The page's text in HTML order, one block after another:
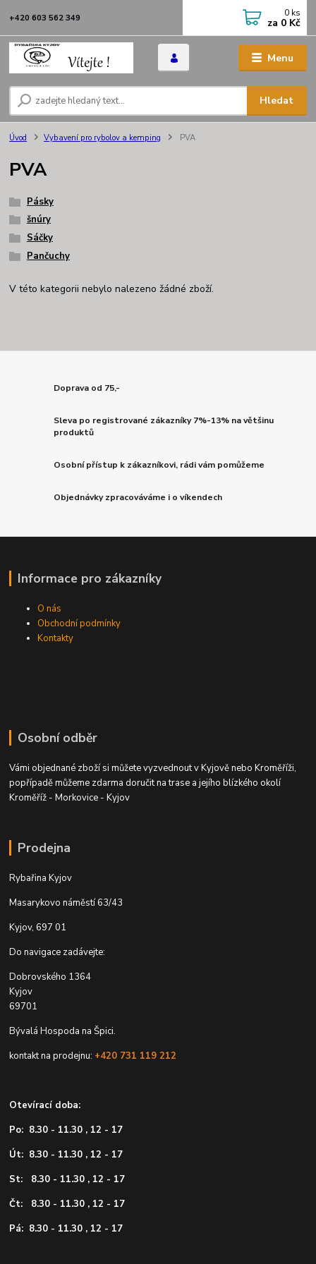
Menu
Hledat
+420 603 562 349 0 ks
za 0 Kč
Úvod Vybavení pro rybolov a kemping PVA
PVA
Pásky
šnúry
Sáčky
Pančuchy
V této kategorii nebylo nalezeno žádné zboží.
Doprava od 75,-
Sleva po registrované zákazníky 7%-13% na většinu
produktů
Osobní přístup k zákazníkovi, rádi vám pomůžeme
Objednávky zpracováváme i o víkendech
Informace pro zákazníky
O nás
Obchodní podmínky
Kontakty
Osobní odběr
Vámi objednané zboží si můžete vyzvednout v Kyjově nebo Kroměříži,
popřípadě můžeme zdarma doručit na trase a jejího blízkého okolí
Kroměříž - Morkovice - Kyjov
Prodejna
Rybařina Kyjov
Masarykovo náměstí 63/43
Kyjov, 697 01
Do navigace zadávejte:
Dobrovského 1364
Kyjov
69701
Bývalá Hospoda na Špici.
kontakt na prodejnu: +420 731 119 212
Otevírací doba:
Po: 8.30 - 11.30 , 12 - 17
Út: 8.30 - 11.30 , 12 - 17
St: 8.30 - 11.30 , 12 - 17
Čt: 8.30 - 11.30 , 12 - 17
Pá: 8.30 - 11.30 , 12 - 17